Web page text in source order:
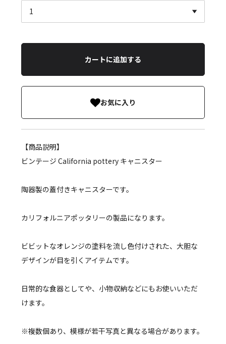
カートに追加する
お気に入り
【商品説明】
ビンテージ California pottery キャニスター
陶器製の蓋付きキャニスターです。
カリフォルニアポッタリーの製品になります。
ビビットなオレンジの塗料を流し色付けされた、大胆な
デザインが目を引くアイテムです。
日常的な食器としてや、小物収納などにもお使いいただ
けます。
※複数個あり、模様が若干写真と異なる場合があります。